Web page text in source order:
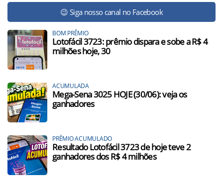
😉 Siga nosso canal no Facebook
BOM PRÊMIO
Lotofácil 3723: prêmio dispara e sobe a R$ 4
milhões hoje, 30
ACUMULADA
Mega-Sena 3025 HOJE (30/06): veja os
ganhadores
PRÊMIO ACUMULADO
Resultado Lotofácil 3723 de hoje teve 2
ganhadores dos R$ 4 milhões